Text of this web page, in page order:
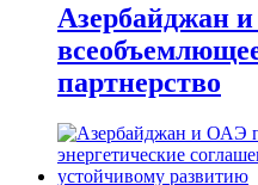
Азербайджан
партнерство